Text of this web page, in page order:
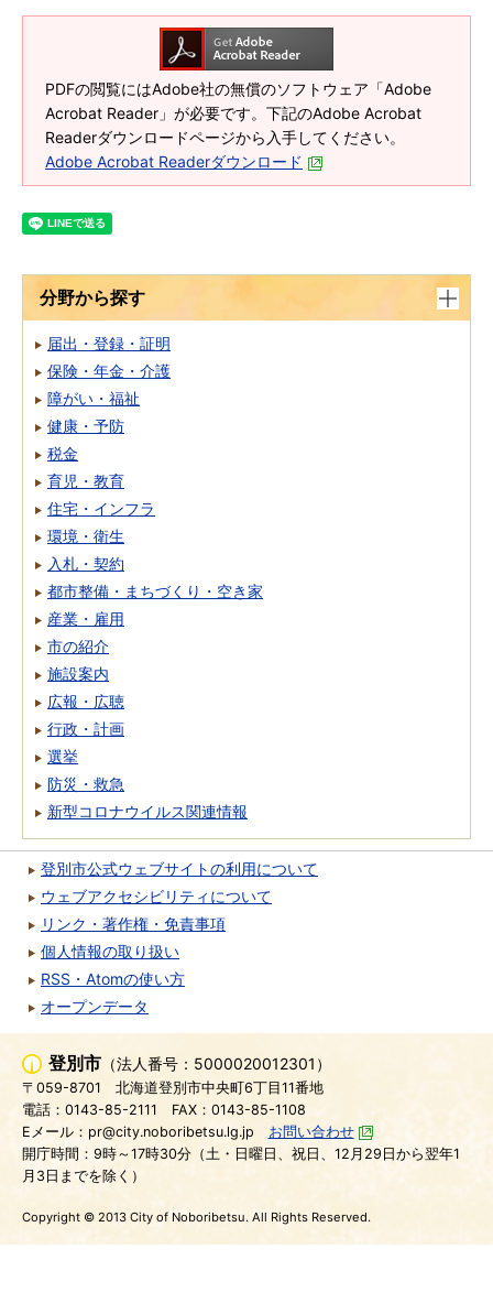
PDFの閲覧にはAdobe社の無償のソフトウェア「Adobe
Acrobat Reader」が必要です。下記のAdobe Acrobat
Readerダウンロードページから入手してください。
Adobe Acrobat Readerダウンロード
分野から探す
届出・登録・証明
保険・年金・介護
障がい・福祉
健康・予防
税金
育児・教育
住宅・インフラ
環境・衛生
入札・契約
都市整備・まちづくり・空き家
産業・雇用
市の紹介
施設案内
広報・広聴
行政・計画
選挙
防災・救急
新型コロナウイルス関連情報
登別市公式ウェブサイトの利用について
ウェブアクセシビリティについて
リンク・著作権・免責事項
個人情報の取り扱い
RSS・Atomの使い方
オープンデータ
登別市 （法人番号：5000020012301）
〒059-8701
北海道登別市中央町6丁目11番地
電話：0143-85-2111
FAX：0143-85-1108
Eメール：pr@city.noboribetsu.lg.jp
お問い合わせ
開庁時間：9時～17時30分（土・日曜日、祝日、12月29日から翌年1
月3日までを除く）
Copyright © 2013 City of Noboribetsu. All Rights Reserved.